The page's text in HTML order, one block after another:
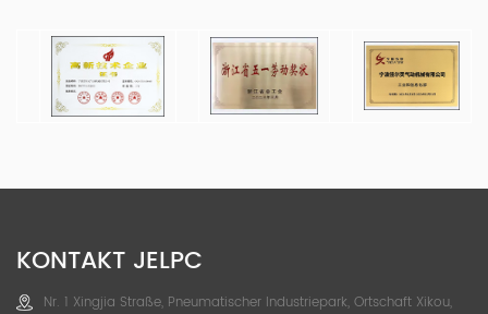
KONTAKT JELPC
Nr. 1 Xingjia Straße, Pneumatischer Industriepark, Ortschaft Xikou,